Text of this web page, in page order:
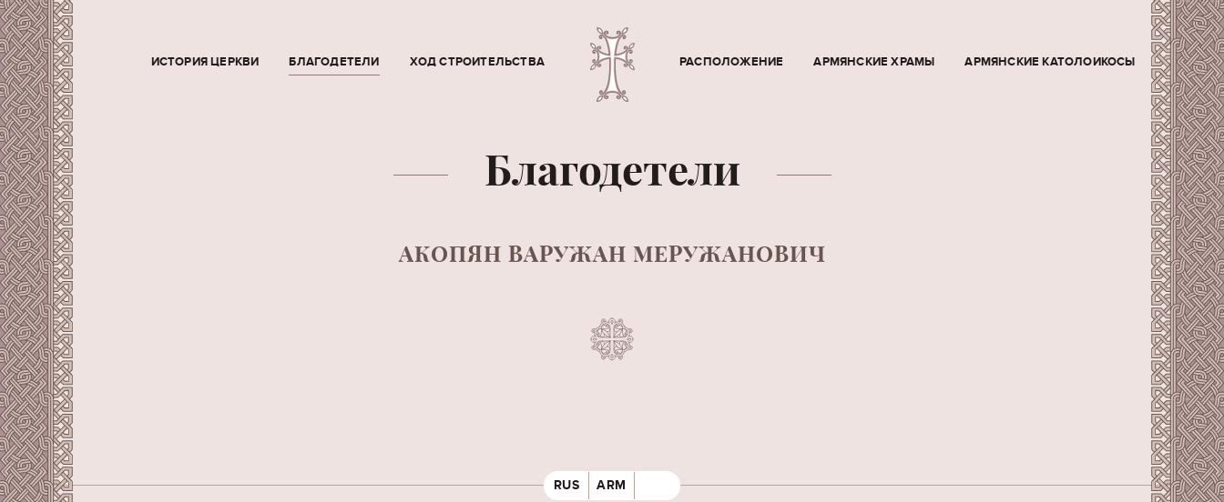
ИСТОРИЯ ЦЕРКВИ БЛАГОДЕТЕЛИ ХОД СТРОИТЕЛЬСТВА РАСПОЛОЖЕНИЕ АРМЯНСКИЕ ХРАМЫ АРМЯНСКИЕ КАТОЛОИКОСЫ
Благодетели
АКОПЯН ВАРУЖАН МЕРУЖАНОВИЧ
RUS ARM